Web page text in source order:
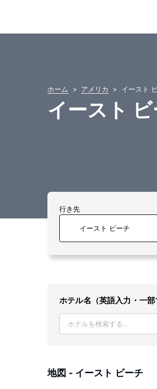
ホーム アメリカ イースト
イースト
行き先
ホテル名（英語入力・一部
地図 - イースト ビーチ